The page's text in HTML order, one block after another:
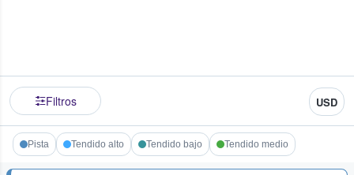
Filtros USD
Pista Tendido alto Tendido bajo Tendido medio